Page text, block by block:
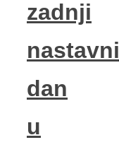
zadnji
nastavni
dan
u